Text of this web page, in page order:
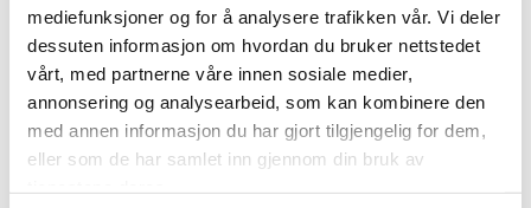
mediefunksjoner og for å analysere trafikken vår. Vi deler
dessuten informasjon om hvordan du bruker nettstedet
vårt, med partnerne våre innen sosiale medier,
annonsering og analysearbeid, som kan kombinere den
med annen informasjon du har gjort tilgjengelig for dem,
eller som de har samlet inn gjennom din bruk av
I tillegg til å drive med turisme, er vi en aktiv
løpskennel hvor flere av hundene våre er
idrettsutøvere som jevnlig gjennomfører hundeløp,
blant annet Finnmarksløpet.